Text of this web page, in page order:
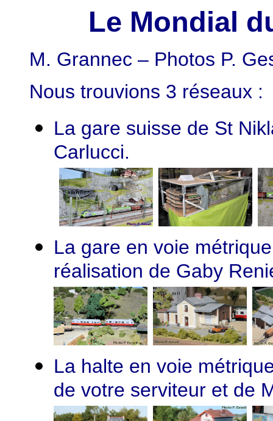
Le Mondial
M. Grannec – Photos P.
Nous trouvions 3 réseaux :
La gare suisse de St
Carlucci.
La gare en voie
réalisation de Gaby
La halte en voie
de votre serviteur et de